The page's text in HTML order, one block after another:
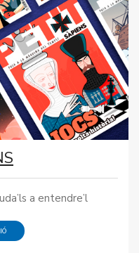
a entendre’l